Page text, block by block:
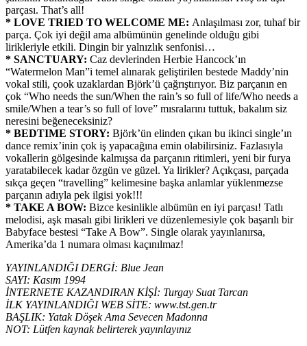
parçası. That’s all!
* LOVE TRIED TO WELCOME ME: Anlaşılması zor, tuhaf bir
parça. Çok iyi değil ama albümünün genelinde olduğu gibi
lirikleriyle etkili. Dingin bir yalnızlık senfonisi…
* SANCTUARY: Caz devlerinden Herbie Hancock’ın
“Watermelon Man”i temel alınarak geliştirilen bestede Maddy’nin
vokal stili, çook uzaklardan Björk’ü çağrıştırıyor. Biz parçanın en
çok “Who needs the sun/When the rain’s so full of life/Who needs a
smile/When a tear’s so full of love” mısralarını tuttuk, bakalım siz
neresini beğeneceksiniz?
* BEDTIME STORY: Björk’ün elinden çıkan bu ikinci single’ın
dance remix’inin çok iş yapacağına emin olabilirsiniz. Fazlasıyla
vokallerin gölgesinde kalmışsa da parçanın ritimleri, yeni bir furya
yaratabilecek kadar özgün ve güzel. Ya lirikler? Açıkçası, parçada
sıkça geçen “travelling” kelimesine başka anlamlar yüklenmezse
parçanın adıyla pek ilgisi yok!!!
* TAKE A BOW: Bizce kesinlikle albümün en iyi parçası! Tatlı
melodisi, aşk masalı gibi lirikleri ve düzenlemesiyle çok başarılı bir
Babyface bestesi “Take A Bow”. Single olarak yayınlanırsa,
Amerika’da 1 numara olması kaçınılmaz!
YAYINLANDIĞI DERGİ: Blue Jean
SAYI: Kasım 1994
İNTERNETE KAZANDIRAN KİŞİ: Turgay Suat Tarcan
İLK YAYINLANDIĞI WEB SİTE: www.tst.gen.tr
BAŞLIK: Yatak Döşek Ama Sevecen Madonna
NOT: Lütfen kaynak belirterek yayınlayınız